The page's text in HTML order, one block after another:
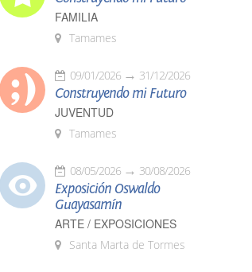
FAMILIA
Tamames
09/01/2026 31/12/2026
Construyendo mi Futuro
JUVENTUD
Tamames
08/05/2026 30/08/2026
Exposición Oswaldo
Guayasamín
ARTE / EXPOSICIONES
Santa Marta de Tormes